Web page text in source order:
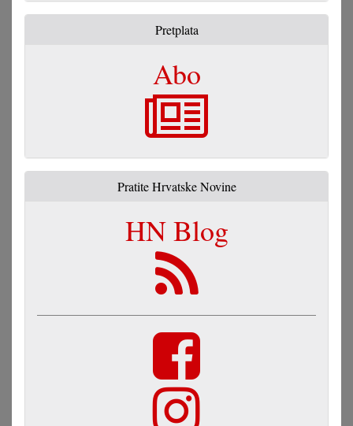
Pretplata
Abo
Pratite Hrvatske Novine
HN Blog